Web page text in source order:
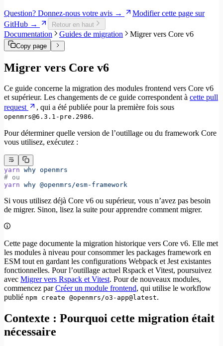
Question? Donnez-nous votre avis →
Modifier cette page sur
GitHub →
Retour en haut
Documentation Guides de migration Migrer vers Core v6
Copy page
Migrer vers Core v6
Ce guide concerne la migration des modules frontend vers Core v6
et supérieur. Les changements de ce guide correspondent à cette pull
request
, qui a été publiée pour la première fois sous
openmrs@6.3.1-pre.2986.
Pour déterminer quelle version de l’outillage ou du framework Core
vous utilisez, exécutez :
yarn why openmrs
# ou
yarn why @openmrs/esm-framework
Si vous utilisez déjà Core v6 ou supérieur, vous n’avez pas besoin
de migrer. Sinon, lisez la suite pour apprendre comment migrer.
Cette page documente la migration historique vers Core v6. Elle met
les modules à niveau pour consommer les packages framework en
ESM tout en gardant les configurations Webpack et Jest existantes
fonctionnelles. Pour l’outillage actuel Rspack et Vitest, poursuivez
avec Migrer vers Rspack et Vitest. Pour de nouveaux modules,
commencez parCréer un module frontend, qui utilise le workflow
publié npm create @openmrs/o3-app@latest.
Contexte : Pourquoi cette migration était
nécessaire